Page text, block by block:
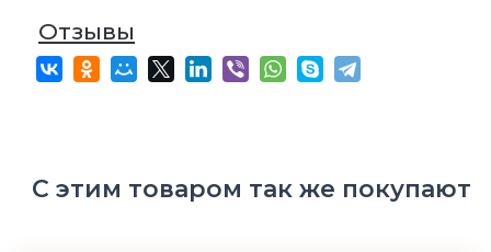
Отзывы
С этим товаром так же покупают